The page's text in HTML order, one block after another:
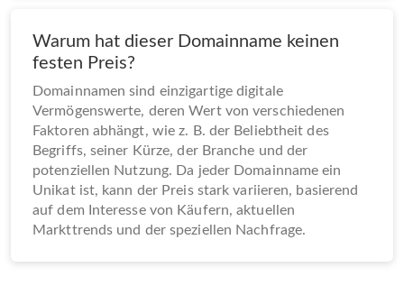
Warum hat dieser Domainname keinen
festen Preis?
Domainnamen sind einzigartige digitale
Vermögenswerte, deren Wert von verschiedenen
Faktoren abhängt, wie z. B. der Beliebtheit des
Begriffs, seiner Kürze, der Branche und der
potenziellen Nutzung. Da jeder Domainname ein
Unikat ist, kann der Preis stark variieren, basierend
auf dem Interesse von Käufern, aktuellen
Markttrends und der speziellen Nachfrage.